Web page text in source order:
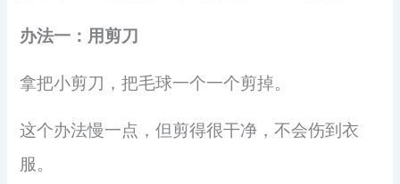
办法一：用剪刀
拿把小剪刀，把毛球一个一个剪掉。
这个办法慢一点，但剪得很干净，不会伤到衣
服。